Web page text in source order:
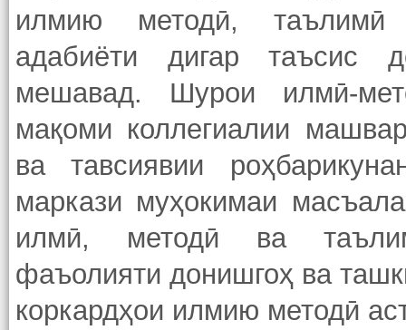
илмию методӣ,
адабиёти дигар таъсис
мешавад. Шурои илмӣ-
мақоми коллегиалии
ва тавсиявии
маркази муҳокимаи
илмӣ, методӣ ва
фаъолияти донишгоҳ ва
коркардҳои илмию методӣ